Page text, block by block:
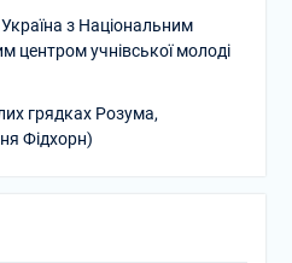
з Національним
центром учнівської молоді
грядках Розума,
Фідхорн)